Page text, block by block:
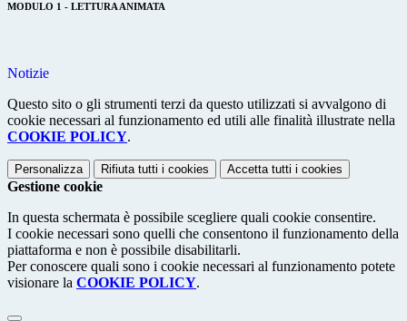
MODULO 1 - LETTURA ANIMATA
Notizie
Questo sito o gli strumenti terzi da questo utilizzati si avvalgono di
cookie necessari al funzionamento ed utili alle finalità illustrate nella
COOKIE POLICY.
Personalizza Rifiuta tutti i cookies Accetta tutti i cookies
Gestione cookie
In questa schermata è possibile scegliere quali cookie consentire.
I cookie necessari sono quelli che consentono il funzionamento della
piattaforma e non è possibile disabilitarli.
Per conoscere quali sono i cookie necessari al funzionamento potete
visionare la COOKIE POLICY.